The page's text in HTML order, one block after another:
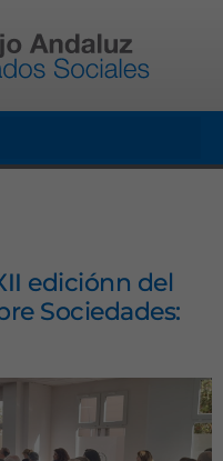
ediciónn del
Sociedades: